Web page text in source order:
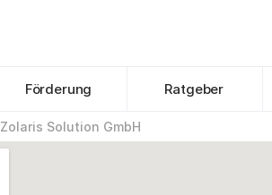
Förderung Ratgeber
Zolaris Solution GmbH